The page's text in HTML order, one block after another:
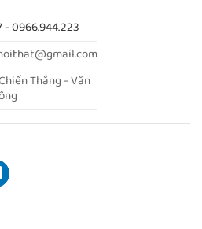
-0966.944.223
Thắng - Văn